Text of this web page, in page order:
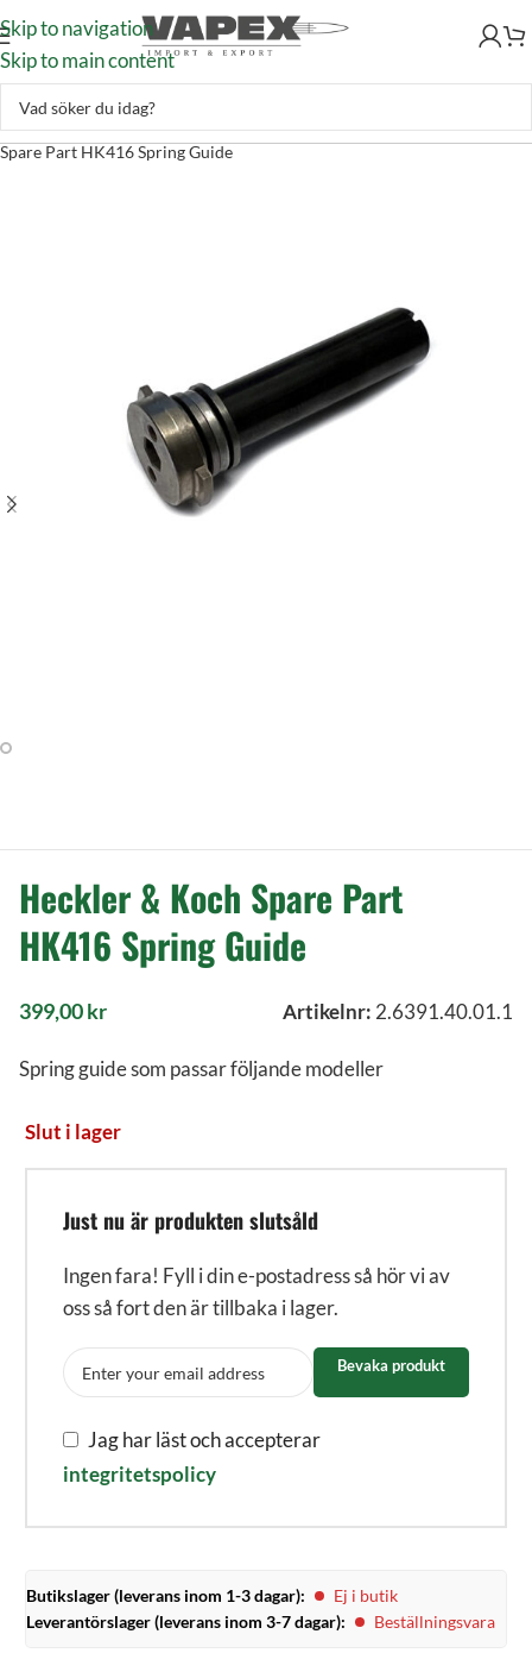
Skip to navigation
Skip to main content
Skytte–Airsoft–Reservdelar–Heckler & Koch–Heckler & Koch
Spare Part HK416 Spring Guide
Heckler & Koch Spare Part
HK416 Spring Guide
399,00kr Artikelnr: 2.6391.40.01.1
Spring guide som passar följande modeller
Slut i lager
Just nu är produkten slutsåld
Ingen fara! Fyll i din e-postadress så hör vi av
oss så fort den är tillbaka i lager.
Bevaka produkt
Jag har läst och accepterar
integritetspolicy
Butikslager (leverans inom 1-3 dagar):
Ej i butik
Leverantörslager (leverans inom 3-7 dagar):
Beställningsvara